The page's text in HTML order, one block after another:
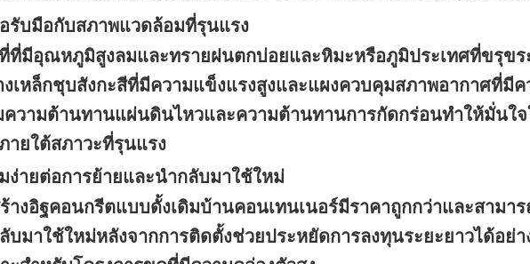
รับมือกับสภาพแวดล้อมที่รุนแรง
มีอุณหภูมิสูงลมและทรายฝนตกบ่อยและหิมะหรือภูมิประเทศที่ขรุขร
งเหล็กชุบสังกะสีที่มีความแข็งแรงสูงและแผงควบคุมสภาพอากาศที่มีค
วามต้านทานแผ่นดินไหวและความต้านทานการกัดกร่อนทำให้มั่นใ
ายใต้สภาวะที่รุนแรง
ง่ายต่อการย้ายและนำกลับมาใช้ใหม่
างอิฐคอนกรีตแบบดั้งเดิมบ้านคอนเทนเนอร์มีราคาถูกกว่าและสามา
บมาใช้ใหม่หลังจากการติดตั้งช่วยประหยัดการลงทุนระยะยาวได้อย่า